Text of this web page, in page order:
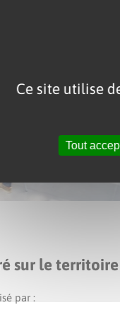
Ce site utilise
Tout
sur le territoire
par :